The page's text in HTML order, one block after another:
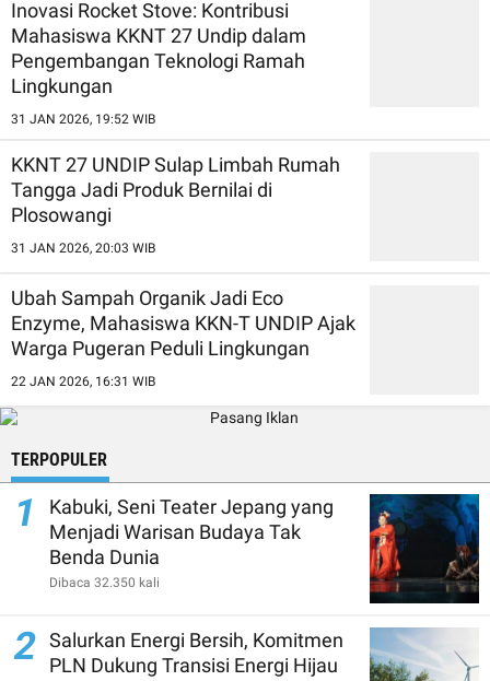
Inovasi Rocket Stove: Kontribusi
Mahasiswa KKNT 27 Undip dalam
Pengembangan Teknologi Ramah
Lingkungan
31 JAN 2026, 19:52 WIB
KKNT 27 UNDIP Sulap Limbah Rumah
Tangga Jadi Produk Bernilai di
Plosowangi
31 JAN 2026, 20:03 WIB
Ubah Sampah Organik Jadi Eco
Enzyme, Mahasiswa KKN-T UNDIP Ajak
Warga Pugeran Peduli Lingkungan
22 JAN 2026, 16:31 WIB
TERPOPULER
1
Kabuki, Seni Teater Jepang yang
Menjadi Warisan Budaya Tak
Benda Dunia
Dibaca 32.350 kali
2 Salurkan Energi Bersih, Komitmen
PLN Dukung Transisi Energi Hijau